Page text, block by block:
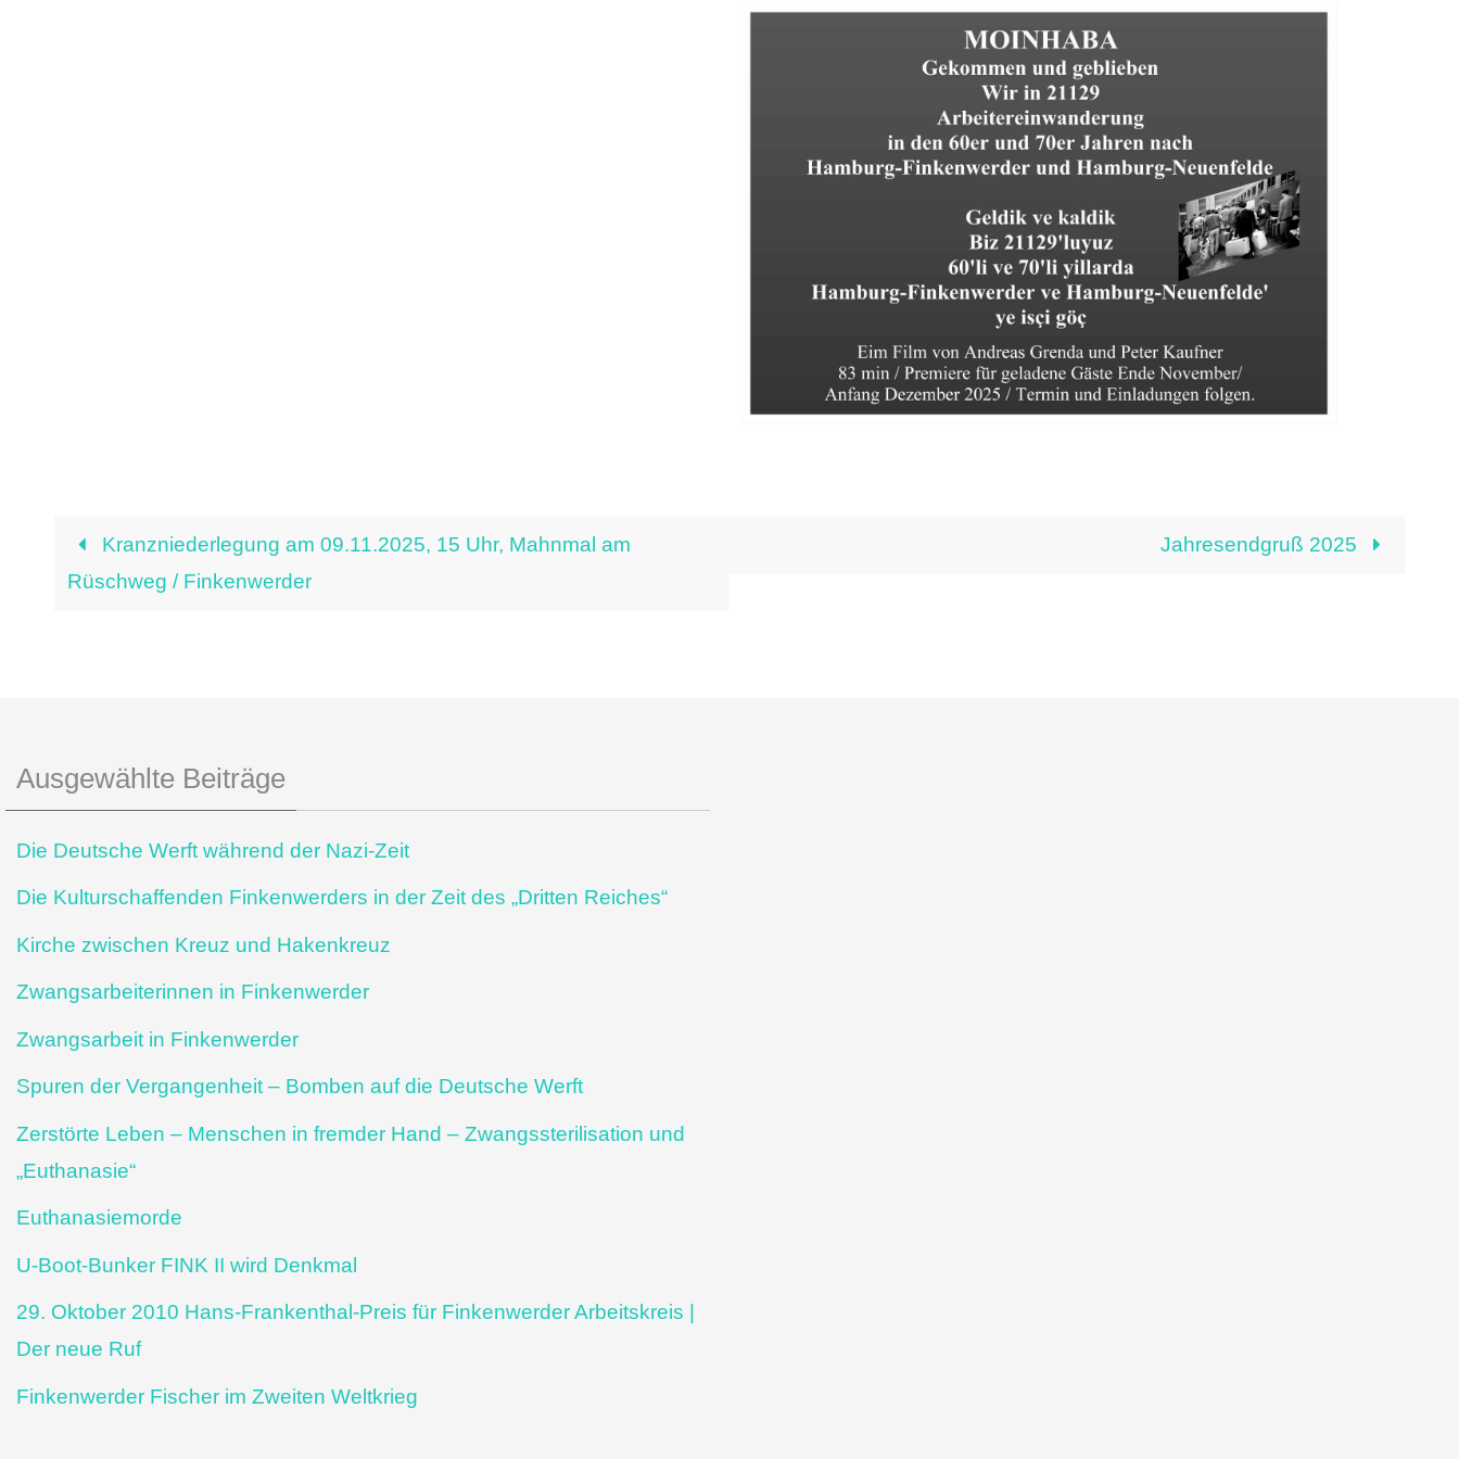
Kranzniederlegung am 09.11.2025, 15 Uhr, Mahnmal am
Rüschweg / Finkenwerder
Jahresendgruß 2025
Ausgewählte Beiträge
Die Deutsche Werft während der Nazi-Zeit
Die Kulturschaffenden Finkenwerders in der Zeit des „Dritten Reiches“
Kirche zwischen Kreuz und Hakenkreuz
Zwangsarbeiterinnen in Finkenwerder
Zwangsarbeit in Finkenwerder
Spuren der Vergangenheit – Bomben auf die Deutsche Werft
Zerstörte Leben – Menschen in fremder Hand – Zwangssterilisation und
„Euthanasie“
Euthanasiemorde
U-Boot-Bunker FINK II wird Denkmal
29. Oktober 2010 Hans-Frankenthal-Preis für Finkenwerder Arbeitskreis |
Der neue Ruf
Finkenwerder Fischer im Zweiten Weltkrieg